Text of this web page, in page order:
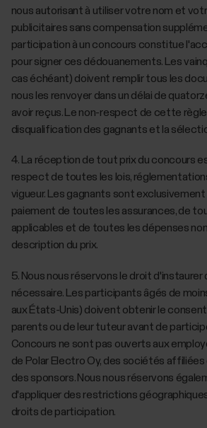
nous autorisant à utiliser votre nom et
publicitaires sans compensation
participation à un concours constitue
pour signer ces dédouanements. Les
cas échéant) doivent remplir tous les
nous les renvoyer dans un délai de
avoir reçus. Le non-respect de cette
disqualification des gagnants et la
‎4. La réception de tout prix du concours
respect de toutes les lois,
vigueur. Les gagnants sont
paiement de toutes les assurances, de
applicables et de toutes les dépenses
description du prix.
‎5. Nous nous réservons le droit
nécessaire. Les participants âgés de
aux États-Unis) doivent obtenir le
parents ou de leur tuteur avant de
Concours ne sont pas ouverts aux
de Polar Electro Oy, des sociétés affiliées
des sponsors. Nous nous réservons
d'appliquer des restrictions
droits de participation.